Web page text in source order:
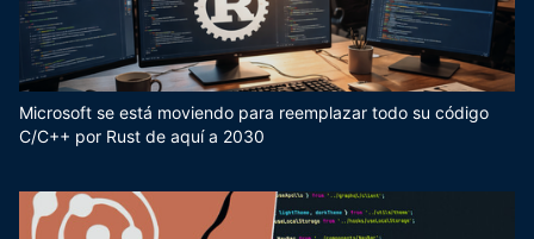
Microsoft se está moviendo para reemplazar todo su código
C/C++ por Rust de aquí a 2030